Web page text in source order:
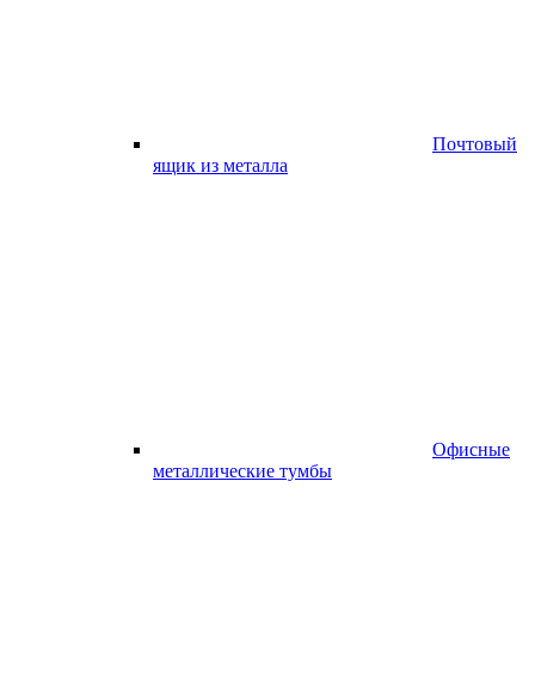
Почтовый
ящик из металла
Офисные
металлические тумбы